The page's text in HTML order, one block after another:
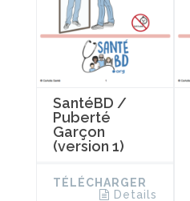
SantéBD /
Puberté
Garçon
(version 1)
TÉLÉCHARGER
Details